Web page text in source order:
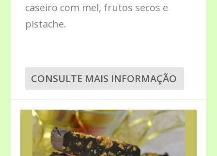
caseiro com mel, frutos secos e
pistache.
CONSULTE MAIS INFORMAÇÃO